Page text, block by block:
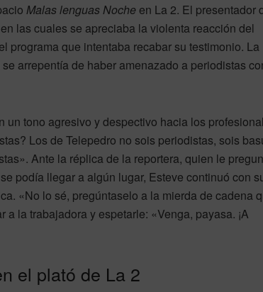
Malas lenguas Noche en La 2. El presentador
las cuales se apreciaba la violenta reacción del
programa que intentaba recabar su testimonio. La
arrepentía de haber amenazado a periodistas
tono agresivo y despectivo hacia los
Los de Telepedro no sois periodistas, sois
Ante la réplica de la reportera, quien le
podía llegar a algún lugar, Esteve continuó con
«No lo sé, pregúntaselo a la mierda de cadena
la trabajadora y espetarle: «Venga, payasa. ¡A
el plató de La 2